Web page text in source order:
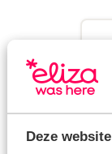
Deze